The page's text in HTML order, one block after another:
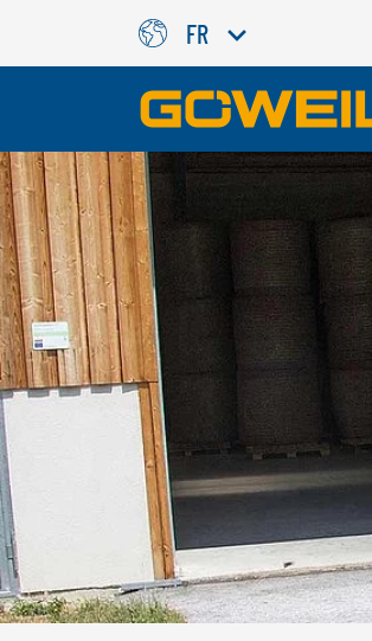
FR
Choisissez
INTERNATIONAL
GÖWEIL
DEUTSCH
FRANÇAIS
NEDERLANDS